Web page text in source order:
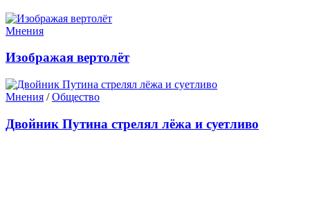
Мнения
Изображая вертолёт
Мнения /Общество
Двойник Путина стрелял лёжа и суетливо